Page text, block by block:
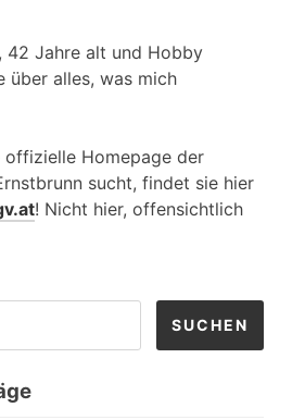
, 42 Jahre alt und Hobby
über alles, was mich
offizielle Homepage der
sucht, findet sie hier
! Nicht hier, offensichtlich